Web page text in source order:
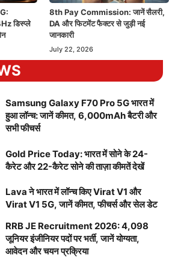
डिस्प्ले
8th Pay Commission: जानें सैलरी,
DA और फिटमेंट फैक्टर से जुड़ी नई
जानकारी
July 22, 2026
Samsung Galaxy F70 Pro 5G भारत में
हुआ लॉन्च: जानें कीमत, 6,000mAh बैटरी और
सभी फीचर्स
Gold Price Today: भारत में सोने के 24-
कैरेट और 22-कैरेट सोने की ताज़ा कीमतें देखें
Lava ने भारत में लॉन्च किए Virat V1 और
Virat V1 5G, जानें कीमत, फीचर्स और सेल डेट
RRB JE Recruitment 2026: 4,098
जूनियर इंजीनियर पदों पर भर्ती, जानें योग्यता,
आवेदन और चयन प्रक्रिया